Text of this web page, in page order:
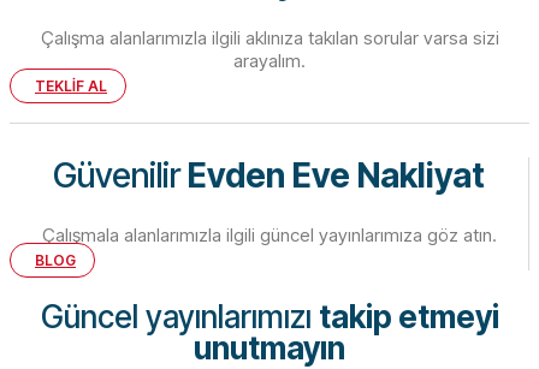
Çalışma alanlarımızla ilgili aklınıza takılan sorular varsa sizi
arayalım.
TEKLİF AL
GüvenilirEvden Eve Nakliyat
Çalışmala alanlarımızla ilgili güncel yayınlarımıza göz atın.
BLOG
Güncel yayınlarımızı takip etmeyi
unutmayın